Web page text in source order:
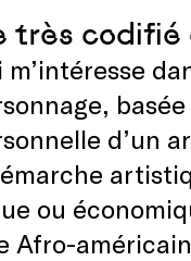
très codifié
basée
d’un
ou
Afro-